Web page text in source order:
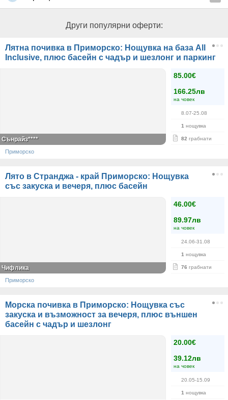
Други популярни оферти:
Лятна почивка в Приморско: Нощувка на база All
Inclusive, плюс басейн с чадър и шезлонг и паркинг
85.00€
166.25лв
на човек
8.07-25.08
1 нощувка
82 грабнати
Сънрайз****
Приморско
Лято в Странджа - край Приморско: Нощувка
със закуска и вечеря, плюс басейн
46.00€
89.97лв
на човек
24.06-31.08
1 нощувка
76 грабнати
Чифлика
Приморско
Морска почивка в Приморско: Нощувка със
закуска и възможност за вечеря, плюс външен
басейн с чадър и шезлонг
20.00€
39.12лв
на човек
20.05-15.09
1 нощувка